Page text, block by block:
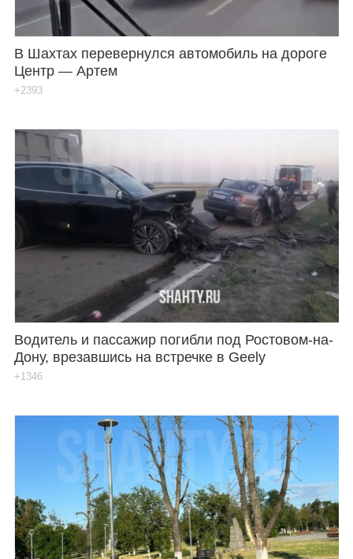
В Шахтах перевернулся автомобиль на дороге
Центр — Артем
+2393
Водитель и пассажир погибли под Ростовом-на-
Дону, врезавшись на встречке в Geely
+1346